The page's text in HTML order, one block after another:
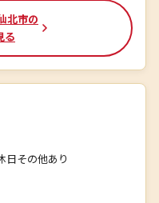
北市の
る
日その他あり